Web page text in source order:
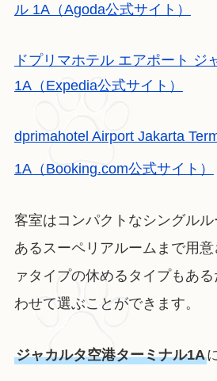
ル 1A（Agoda公式サイト）
ドプリマホテル エアポート ジ
1A（Expedia公式サイト）
dprimahotel Airport Jakarta
1A（Booking.com公式サイト）
客室はコンパクトなシングル
あるスーペリアルームまで用
ァタイプの休めるタイプもあ
わせて選ぶことができます。
ジャカルタ空港ターミナル1A